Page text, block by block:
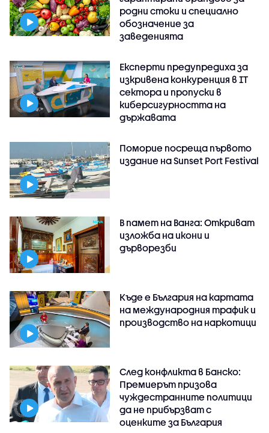
родни стоки и специално
обозначение за
заведенията
Експерти предупредиха за
изкривена конкуренция в IT
сектора и пропуски в
киберсигурността на
държавата
Поморие посреща първото
издание на Sunset Port Festival
В памет на Ванга: Откриват
изложба на икони и
дърворезби
Къде е България на картата
на международния трафик и
производство на наркотици
След конфликта в Банско:
Премиерът призова
чуждестранните политици
да не прибързват с
оценките за България